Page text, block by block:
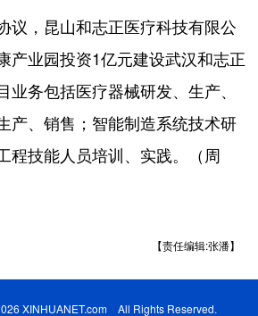
，昆山和志正医疗科技有限公
产业园投资1亿元建设武汉和志正
业务包括医疗器械研发、生产、
产、销售；智能制造系统技术研
程技能人员培训、实践。（周
【责任编辑:张潘】
XINHUANET.com All Rights Reserved.